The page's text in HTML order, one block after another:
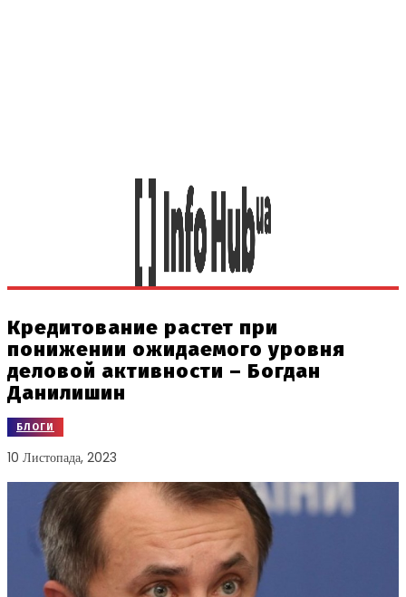
Кредитование растет при
понижении ожидаемого уровня
деловой активности – Богдан
Данилишин
БЛОГИ
10 Листопада, 2023